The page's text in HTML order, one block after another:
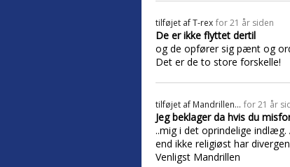
tilføjet afT-rex for 21 år siden
De er ikke flyttet dertil
og de opfører sig pænt og
Det er de to store forskelle!
tilføjet af Mandrillen... for 21 år
Jeg beklager da hvis du
..mig i det oprindelige
end ikke religiøst har
Venligst Mandrillen